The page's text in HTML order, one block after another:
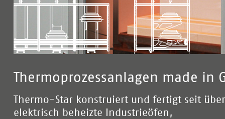
Thermoprozessanlagen made in
Thermo-Star konstruiert und fertigt seit
elektrisch beheizte Industrieöfen,